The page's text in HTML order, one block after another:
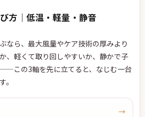
方｜低温・軽量・静音
なら、最大風量やケア技術の厚みより
、軽くて取り回しやすいか、静かで子
この3軸を先に立てると、なじむ一台
。
→